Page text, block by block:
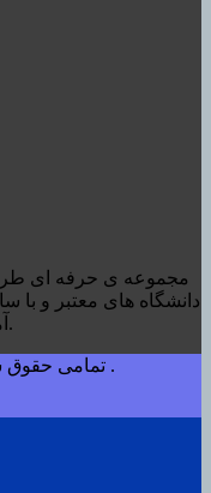
مجموعه ی حرفه ای
دانشگاه های معتبر و با
آماده خدمت رسانی به شما عزیزان هستند.
تمامی حقوق سایت نزد پروژه معماری98 محفوظ است .